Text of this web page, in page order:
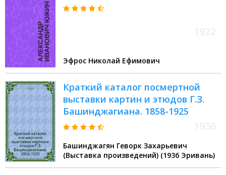
Эфрос Николай Ефимович
Краткий каталог посмертной
выставки картин и этюдов Г.З.
Башинджагиана. 1858-1925
Башинджагян Геворк Захарьевич
(Выставка произведений) (1936 Эривань)